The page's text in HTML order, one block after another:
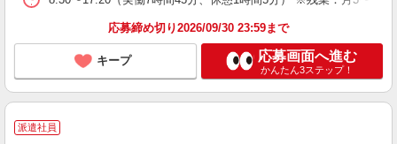
応募締め切り2026/09/30 23:59まで
キープ 応募画面へ進む
かんたん3ステップ！
派遣社員